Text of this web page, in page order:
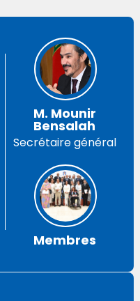
M. Mounir
Bensalah
Secrétaire général
Membres